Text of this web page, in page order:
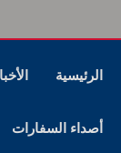
الرئيسية
أصداء السفارات